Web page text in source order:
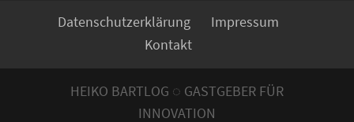
Datenschutzerklärung
Impressum
Kontakt
HEIKO BARTLOG ◌ GASTGEBER FÜR
INNOVATION